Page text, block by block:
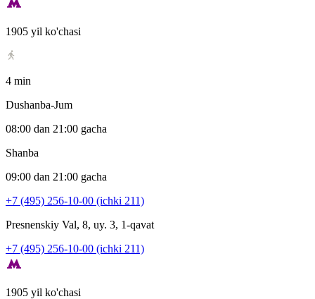
1905 yil ko'chasi
4 min
Dushanba-Jum
08:00 dan 21:00 gacha
Shanba
09:00 dan 21:00 gacha
+7 (495) 256-10-00 (ichki 211)
Presnenskiy Val, 8, uy. 3, 1-qavat
+7 (495) 256-10-00 (ichki 211)
1905 yil ko'chasi